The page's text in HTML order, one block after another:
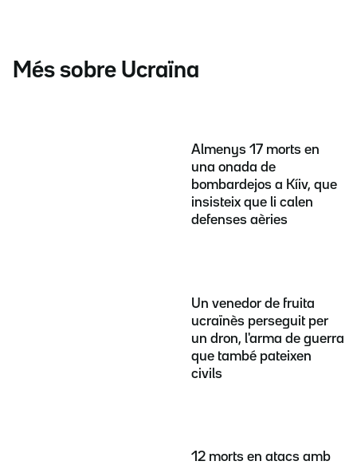
Més sobre Ucraïna
Almenys 17 morts en
una onada de
bombardejos a Kíiv, que
insisteix que li calen
defenses aèries
Un venedor de fruita
ucraïnès perseguit per
un dron, l'arma de guerra
que també pateixen
civils
12 morts en atacs amb